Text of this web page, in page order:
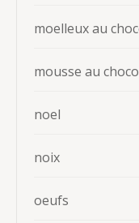
moelleux au
mousse au
noel
noix
oeufs